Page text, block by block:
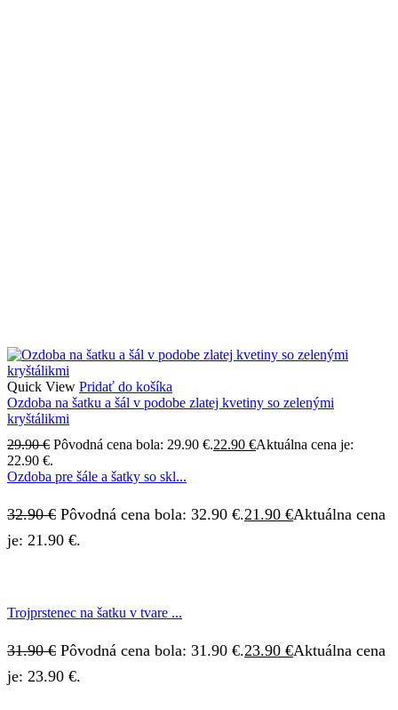
Quick View Pridať do košíka
Ozdoba na šatku a šál v podobe zlatej kvetiny so zelenými
kryštálikmi
29.90€ Pôvodná cena bola: 29.90 €.22.90 €Aktuálna cena je:
22.90 €.
Ozdoba pre šále a šatky so skl...
32.90€ Pôvodná cena bola: 32.90 €.21.90 €Aktuálna cena
je: 21.90 €.
Trojprstenec na šatku v tvare ...
31.90€ Pôvodná cena bola: 31.90 €.23.90 €Aktuálna cena
je: 23.90 €.